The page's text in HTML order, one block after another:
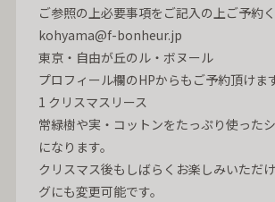
ご参照の上必要事項をご記入の上ご予約
kohyama@f-bonheur.jp
東京・自由が丘のル・ボヌール
プロフィール欄のHPからもご予約頂けます
1 クリスマスリース
常緑樹や実・コットンをたっぷり使った
になります。
クリスマス後もしばらくお楽しみいただ
グにも変更可能です。